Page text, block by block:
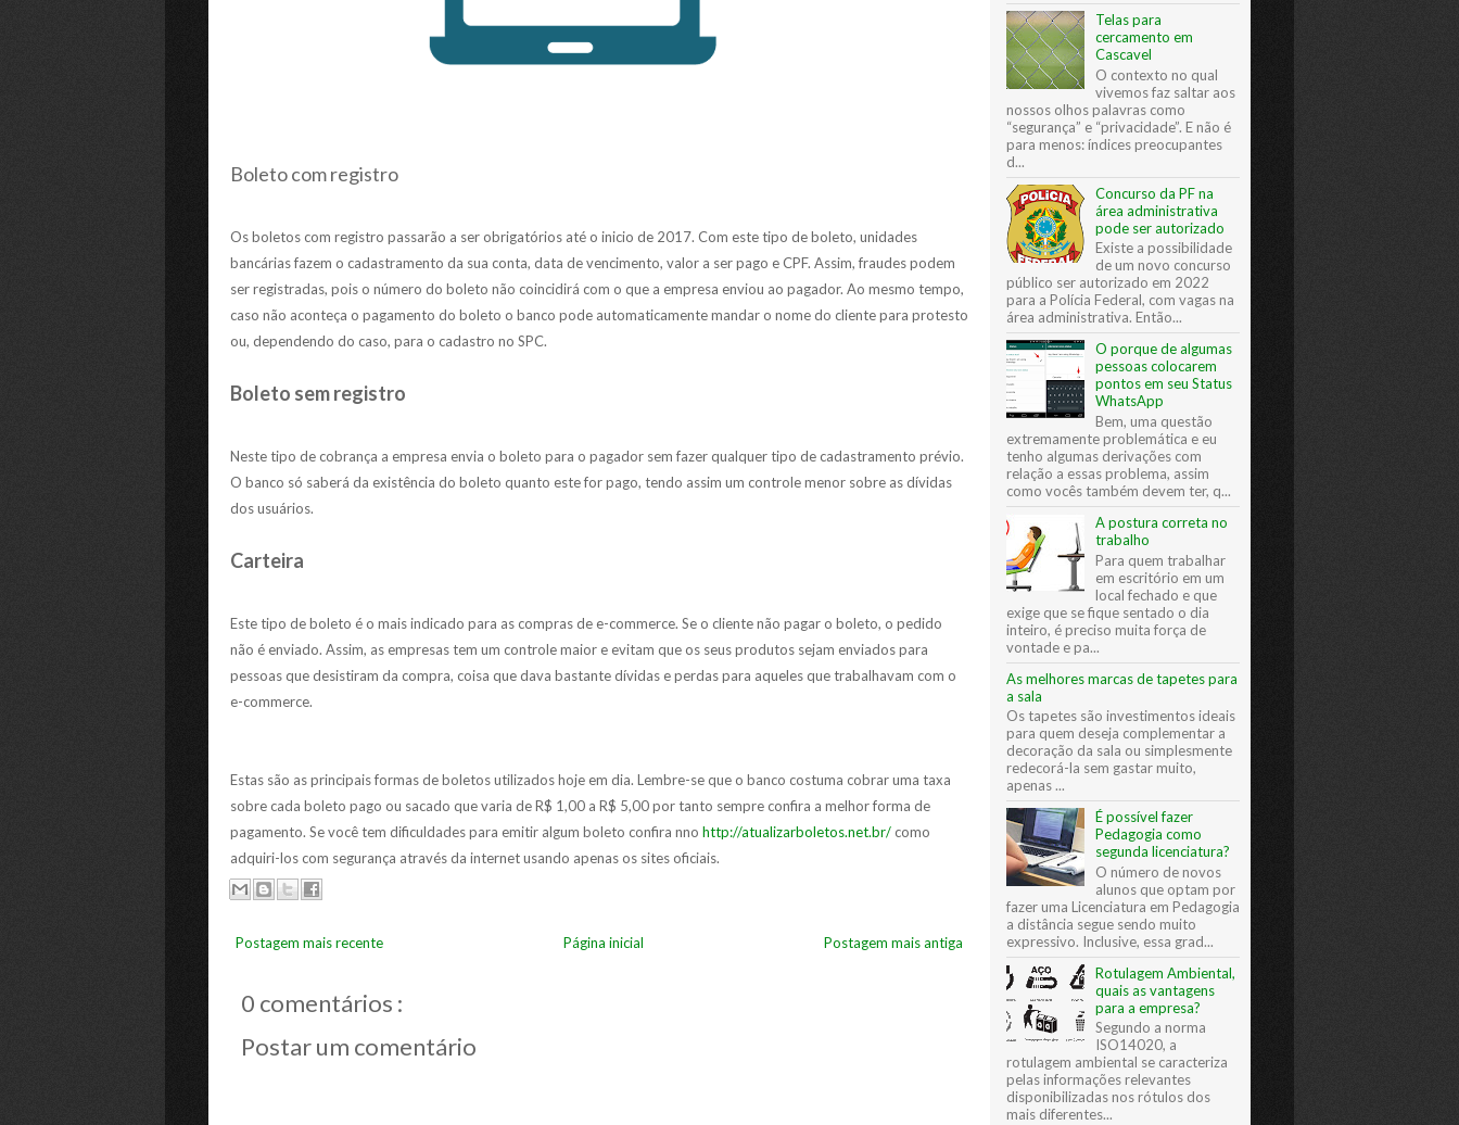
Boleto com registro
Os boletos com registro passarão a ser obrigatórios até o inicio de 2017. Com este tipo de boleto, unidades
bancárias fazem o cadastramento da sua conta, data de vencimento, valor a ser pago e CPF. Assim, fraudes podem
ser registradas, pois o número do boleto não coincidirá com o que a empresa enviou ao pagador. Ao mesmo tempo,
caso não aconteça o pagamento do boleto o banco pode automaticamente mandar o nome do cliente para protesto
ou, dependendo do caso, para o cadastro no SPC.
Boleto sem registro
Neste tipo de cobrança a empresa envia o boleto para o pagador sem fazer qualquer tipo de cadastramento prévio.
O banco só saberá da existência do boleto quanto este for pago, tendo assim um controle menor sobre as dívidas
dos usuários.
Carteira
Este tipo de boleto é o mais indicado para as compras de e-commerce. Se o cliente não pagar o boleto, o pedido
não é enviado. Assim, as empresas tem um controle maior e evitam que os seus produtos sejam enviados para
pessoas que desistiram da compra, coisa que dava bastante dívidas e perdas para aqueles que trabalhavam com o
e-commerce.
Estas são as principais formas de boletos utilizados hoje em dia. Lembre-se que o banco costuma cobrar uma taxa
sobre cada boleto pago ou sacado que varia de R$ 1,00 a R$ 5,00 por tanto sempre confira a melhor forma de
pagamento. Se você tem dificuldades para emitir algum boleto confira nno http://atualizarboletos.net.br/como
adquiri-los com segurança através da internet usando apenas os sites oficiais.
Postagem mais recente Postagem mais antiga
Página inicial
0 comentários :
Postar um comentário
Telas para
cercamento em
Cascavel
O contexto no qual
vivemos faz saltar aos
nossos olhos palavras como
“segurança” e “privacidade”. E não é
para menos: índices preocupantes
d...
Concurso da PF na
área administrativa
pode ser autorizado
Existe a possibilidade
de um novo concurso
público ser autorizado em 2022
para a Polícia Federal, com vagas na
área administrativa. Então...
O porque de algumas
pessoas colocarem
pontos em seu Status
WhatsApp
Bem, uma questão
extremamente problemática e eu
tenho algumas derivações com
relação a essas problema, assim
como vocês também devem ter, q...
A postura correta no
trabalho
Para quem trabalhar
em escritório em um
local fechado e que
exige que se fique sentado o dia
inteiro, é preciso muita força de
vontade e pa...
As melhores marcas de tapetes para
a sala
Os tapetes são investimentos ideais
para quem deseja complementar a
decoração da sala ou simplesmente
redecorá-la sem gastar muito,
apenas ...
É possível fazer
Pedagogia como
segunda licenciatura?
O número de novos
alunos que optam por
fazer uma Licenciatura em Pedagogia
a distância segue sendo muito
expressivo. Inclusive, essa grad...
Rotulagem Ambiental,
quais as vantagens
para a empresa?
Segundo a norma
ISO14020, a
rotulagem ambiental se caracteriza
pelas informações relevantes
disponibilizadas nos rótulos dos
mais diferentes...